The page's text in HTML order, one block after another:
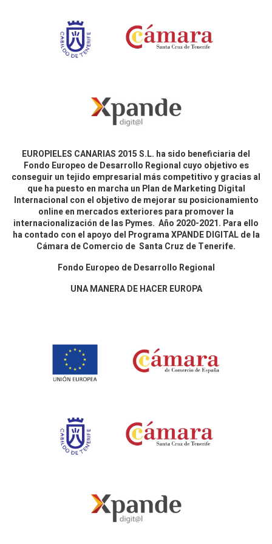
EUROPIELES CANARIAS 2015 S.L. ha sido beneficiaria del
Fondo Europeo de Desarrollo Regional cuyo objetivo es
conseguir un tejido empresarial más competitivo y gracias al
que ha puesto en marcha un Plan de Marketing Digital
Internacional con el objetivo de mejorar su posicionamiento
online en mercados exteriores para promover la
internacionalización de las Pymes. Año 2020-2021. Para ello
ha contado con el apoyo del Programa XPANDE DIGITAL de la
Cámara de Comercio de Santa Cruz de Tenerife.
Fondo Europeo de Desarrollo Regional
UNA MANERA DE HACER EUROPA